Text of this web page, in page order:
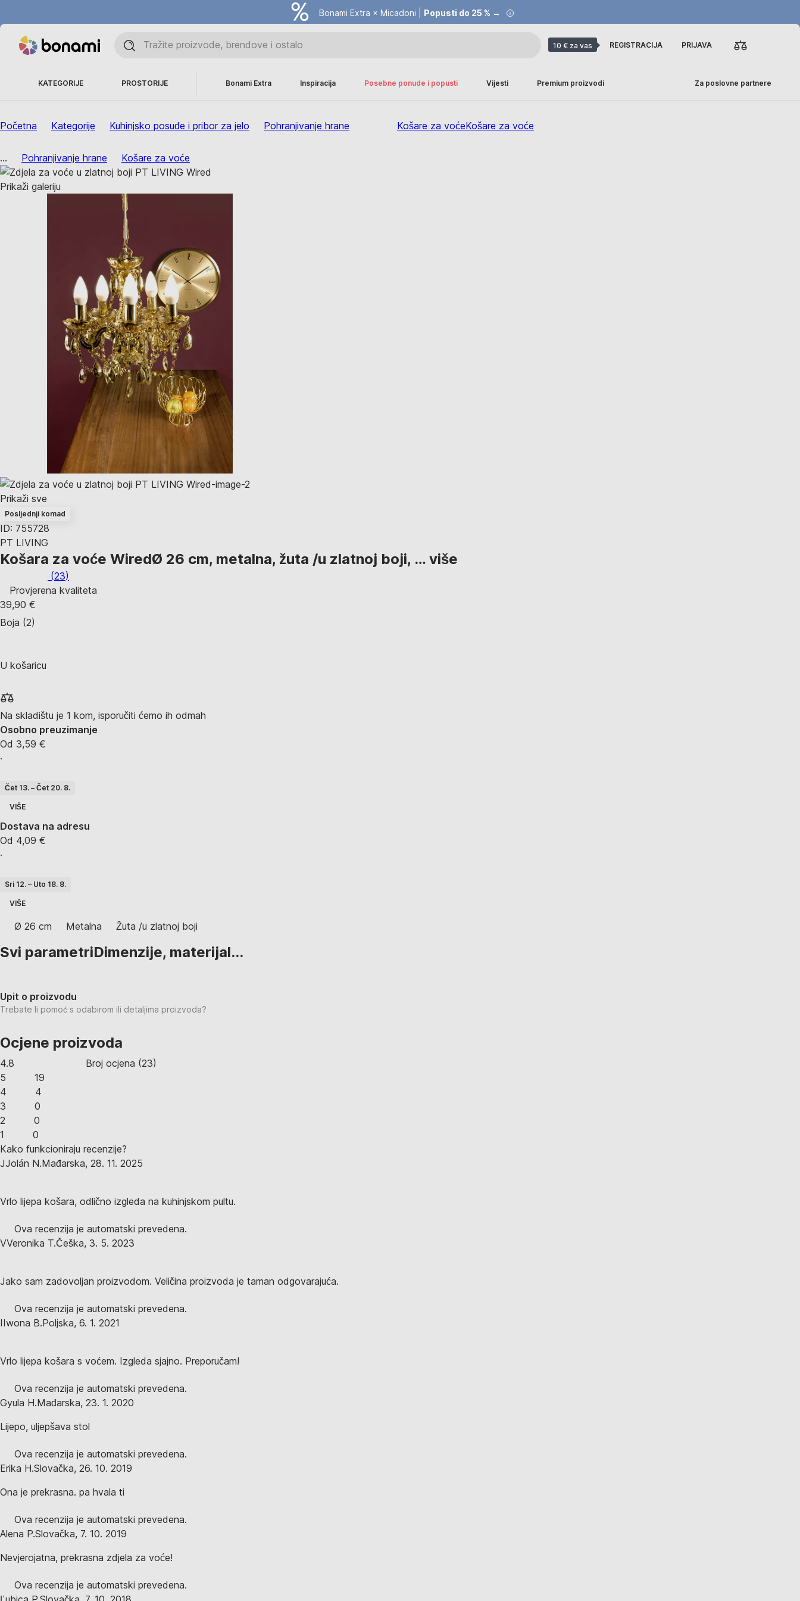
Bonami Extra × Micadoni | Popusti do 25 % →
10 € za vas REGISTRACIJA PRIJAVA
KATEGORIJE PROSTORIJE Bonami Extra Inspiracija Posebne ponude i popusti Vijesti Premium proizvodi Za poslovne partnere
Početna Kategorije Kuhinjsko posuđe i pribor za jelo Pohranjivanje hrane Košare za voćeKošare za voće
... Pohranjivanje hrane Košare za voće
Prikaži galeriju
Prikaži sve
Posljednji komad
ID: 755728
PT LIVING
Košara za voće WiredØ 26 cm, metalna, žuta /u zlatnoj boji, … više
(23)
Provjerena kvaliteta
39,90 €
Boja (2)
U košaricu
Na skladištu je 1 kom, isporučiti ćemo ih odmah
Osobno preuzimanje
Od 3,59 €
·
Čet 13. – Čet 20. 8.
VIŠE
Dostava na adresu
Od 4,09 €
·
Sri 12. – Uto 18. 8.
VIŠE
Ø 26 cm Metalna Žuta /u zlatnoj boji
Svi parametriDimenzije, materijal...
Upit o proizvodu
Trebate li pomoć s odabirom ili detaljima proizvoda?
Ocjene proizvoda
4.8 Broj ocjena (23)
5
19
4
4
3
0
2
0
1
0
Kako funkcioniraju recenzije?
JJolán N.Mađarska, 28. 11. 2025
Vrlo lijepa košara, odlično izgleda na kuhinjskom pultu.
Ova recenzija je automatski prevedena.
VVeronika T.Češka, 3. 5. 2023
Jako sam zadovoljan proizvodom. Veličina proizvoda je taman odgovarajuća.
Ova recenzija je automatski prevedena.
IIwona B.Poljska, 6. 1. 2021
Vrlo lijepa košara s voćem. Izgleda sjajno. Preporučam!
Ova recenzija je automatski prevedena.
Gyula H.Mađarska, 23. 1. 2020
Lijepo, uljepšava stol
Ova recenzija je automatski prevedena.
Erika H.Slovačka, 26. 10. 2019
Ona je prekrasna. pa hvala ti
Ova recenzija je automatski prevedena.
Alena P.Slovačka, 7. 10. 2019
Nevjerojatna, prekrasna zdjela za voće!
Ova recenzija je automatski prevedena.